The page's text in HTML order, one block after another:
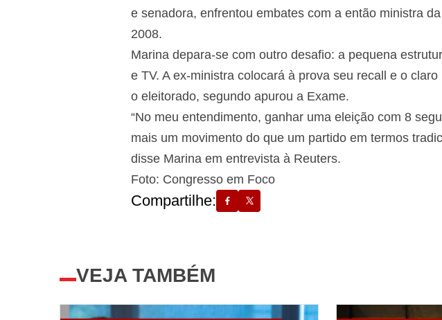
e senadora, enfrentou embates com a então ministra
2008.
Marina depara-se com outro desafio: a pequena
e TV. A ex-ministra colocará à prova seu recall e o
o eleitorado, segundo apurou a Exame.
“No meu entendimento, ganhar uma eleição com 8
mais um movimento do que um partido em termos
disse Marina em entrevista à Reuters.
Foto: Congresso em Foco
Compartilhe:
VEJA TAMBÉM